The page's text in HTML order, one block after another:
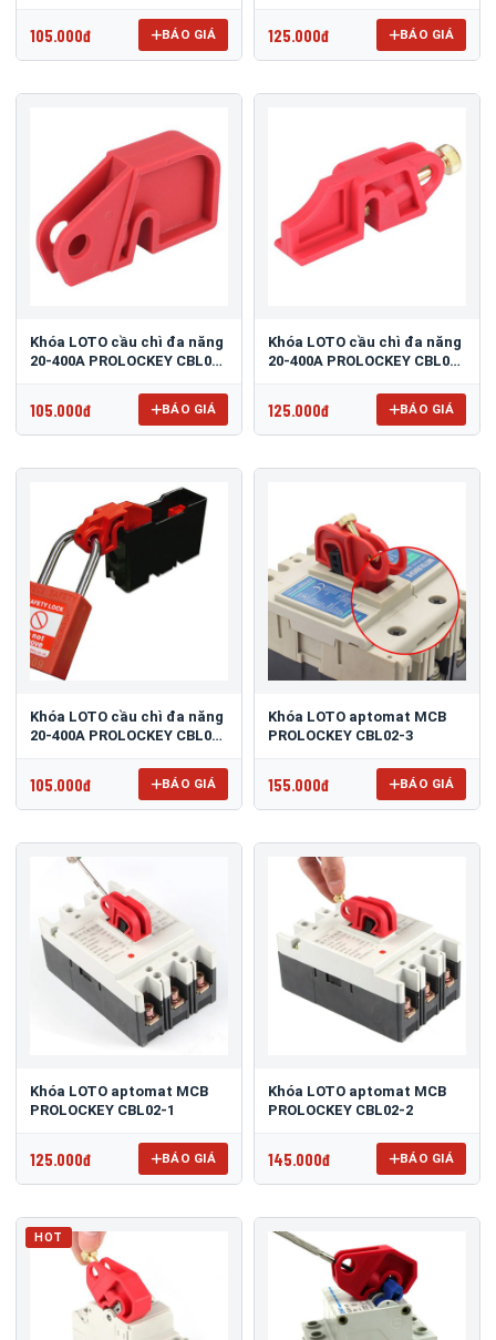
105.000đ BÁO GIÁ 125.000đ BÁO GIÁ
Khóa LOTO cầu chì đa năng
20-400A PROLOCKEY CBL04-
105.000đ BÁO GIÁ
Khóa LOTO cầu chì đa năng
20-400A PROLOCKEY CBL03-
125.000đ BÁO GIÁ
Khóa LOTO cầu chì đa năng
20-400A PROLOCKEY CBL03-
105.000đ BÁO GIÁ
Khóa LOTO aptomat MCB
PROLOCKEY CBL02-3
155.000đ BÁO GIÁ
Khóa LOTO aptomat MCB
PROLOCKEY CBL02-1
125.000đ BÁO GIÁ
Khóa LOTO aptomat MCB
PROLOCKEY CBL02-2
145.000đ BÁO GIÁ
HOT